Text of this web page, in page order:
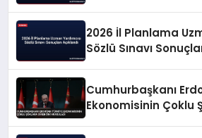
2026 İl Planlama
Sözlü Sınavı
Cumhurbaşkanı
Ekonomisinin Çoklu